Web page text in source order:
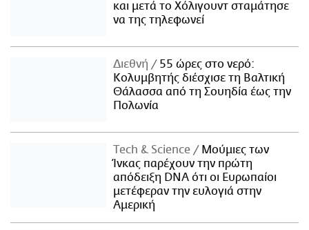
και μετά το Χόλιγουντ σταμάτησε
να της τηλεφωνεί
Διεθνή
55 ώρες στο νερό:
Κολυμβητής διέσχισε τη Βαλτική
Θάλασσα από τη Σουηδία έως την
Πολωνία
Τech & Science
Μούμιες των
Ίνκας παρέχουν την πρώτη
απόδειξη DNA ότι οι Ευρωπαίοι
μετέφεραν την ευλογιά στην
Αμερική